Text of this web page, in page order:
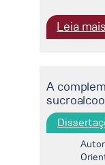
Leia mais
A